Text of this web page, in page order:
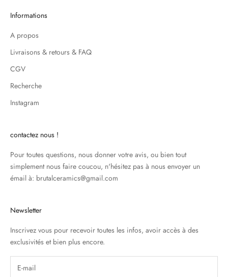
Informations
A propos
Livraisons & retours & FAQ
CGV
Recherche
Instagram
contactez nous !
Pour toutes questions, nous donner votre avis, ou bien tout
simplement nous faire coucou, n'hésitez pas à nous envoyer un
émail à: brutalceramics@gmail.com
Newsletter
Inscrivez vous pour recevoir toutes les infos, avoir accès à des
exclusivités et bien plus encore.